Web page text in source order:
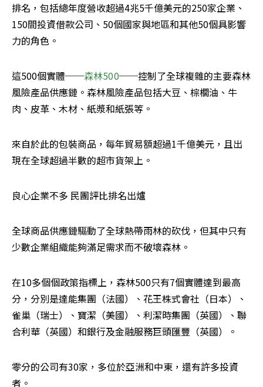
排名，包括總年度營收超過4兆5千億美元的250家企業、
150間投資借款公司、50個國家與地區和其他50個具影響
力的角色。
這500個實體──森林500──控制了全球複雜的主要森林
風險產品供應鏈。森林風險產品包括大豆、棕櫚油、牛
肉、皮革、木材、紙漿和紙張等。
來自於此的包裝商品，每年貿易額超過1千億美元，且出
現在全球超過半數的超市貨架上。
良心企業不多 民團評比排名出爐
全球商品供應鏈驅動了全球熱帶雨林的砍伐，但其中只有
少數企業組織能夠滿足需求而不破壞森林。
在10多個個政策指標上，森林500只有7個實體達到最高
分，分別是達能集團（法國）、花王株式會社（日本）、
雀巢（瑞士）、寶潔（美國）、利潔時集團（英國）、聯
合利華（英國）和銀行及金融服務巨頭匯豐（英國）。
零分的公司有30家，多位於亞洲和中東，還有許多投資
者。